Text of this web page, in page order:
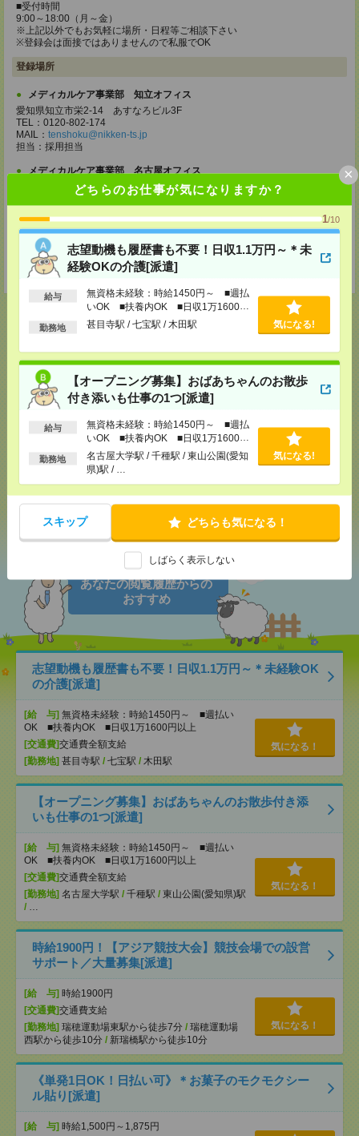
どちらのお仕事が気になりますか？
1/10
志望動機も履歴書も不要！日収1.1万円～＊未
経験OKの介護[派遣]
給与
無資格未経験：時給1450円～ ■週払
いOK ■扶養内OK ■日収1万1600円
以上
勤務地 甚目寺駅 / 七宝駅 / 木田駅 気になる!
【オープニング募集】おばあちゃんのお散歩
付き添いも仕事の1つ[派遣]
給与
無資格未経験：時給1450円～ ■週払
いOK ■扶養内OK ■日収1万1600円
以上
勤務地
名古屋大学駅 / 千種駅 / 東山公園(愛知
県)駅 / …
気になる!
スキップ どちらも気になる！
しばらく表示しない
×
■受付時間
9:00～18:00（月～金）
※上記以外でもお気軽に場所・日程等ご相談下さい
※登録会は面接ではありませんので私服でOK
登録場所
メディカルケア事業部 知立オフィス
愛知県知立市栄2-14 あすなろビル3F
TEL：0120-802-174
MAIL： tenshoku@nikken-ts.jp
担当：採用担当
メディカルケア事業部 名古屋オフィス
愛知県名古屋市西区牛島町2-5 TOMITA.BLD 4階
TEL：0120-455-091
担当：採用担当
登録交通費
★今ならご来社登録でQUOカード2000円分をプレゼント中★
応募ページへ
メールで送る LINEで送る
シェア ツイート ブックマーク
あなたの閲覧履歴からの
おすすめ
志望動機も履歴書も不要！日収1.1万円～＊未経験OK
の介護[派遣]
[給 与] 無資格未経験：時給1450円～ ■週払い
OK ■扶養内OK ■日収1万1600円以上
[交通費]交通費全額支給
[勤務地] 甚目寺駅 / 七宝駅 / 木田駅
気になる！
【オープニング募集】おばあちゃんのお散歩付き添
いも仕事の1つ[派遣]
[給 与] 無資格未経験：時給1450円～ ■週払い
OK ■扶養内OK ■日収1万1600円以上
[交通費]交通費全額支給
[勤務地] 名古屋大学駅 / 千種駅 / 東山公園(愛知県)駅
/ …
気になる！
時給1900円！【アジア競技大会】競技会場での設営
サポート／大量募集[派遣]
[給 与] 時給1900円
[交通費]交通費支給
[勤務地] 瑞穂運動場東駅から徒歩7分 / 瑞穂運動場
西駅から徒歩10分 / 新瑞橋駅から徒歩10分
気になる！
《単発1日OK！日払い可》＊お菓子のモクモクシー
ル貼り[派遣]
[給 与] 時給1,500円～1,875円